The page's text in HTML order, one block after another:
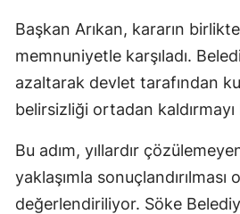
Başkan Arıkan, kararın birlikte
memnuniyetle karşıladı.
azaltarak devlet tarafından
belirsizliği ortadan
Bu adım, yıllardır
yaklaşımla sonuçlandırılması
değerlendiriliyor. Söke